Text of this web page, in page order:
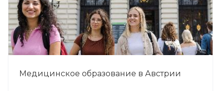
Медицинское образование в Австрии